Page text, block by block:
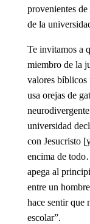
provenientes
de la
Te invitamos a
miembro de la
valores bíblicos
usa orejas de
universidad
con Jesucristo
encima de
apega al
entre un
hace sentir que
escolar”.